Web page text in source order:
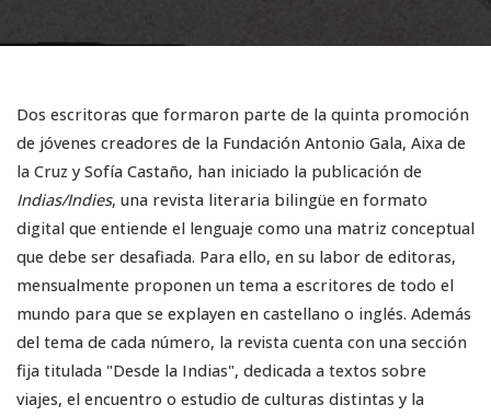
Dos escritoras que formaron parte de la quinta promoción
de jóvenes creadores de la Fundación Antonio Gala, Aixa de
la Cruz y Sofía Castaño, han iniciado la publicación de
Indias/Indies, una revista literaria bilingüe en formato
digital que entiende el lenguaje como una matriz conceptual
que debe ser desafiada. Para ello, en su labor de editoras,
mensualmente proponen un tema a escritores de todo el
mundo para que se explayen en castellano o inglés. Además
del tema de cada número, la revista cuenta con una sección
fija titulada "Desde la Indias", dedicada a textos sobre
viajes, el encuentro o estudio de culturas distintas y la